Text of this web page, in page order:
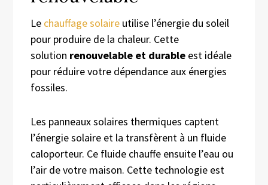
Le chauffage solaire utilise l’énergie du soleil
pour produire de la chaleur. Cette
solution renouvelable et durable est idéale
pour réduire votre dépendance aux énergies
fossiles.
Les panneaux solaires thermiques captent
l’énergie solaire et la transfèrent à un fluide
caloporteur. Ce fluide chauffe ensuite l’eau ou
l’air de votre maison. Cette technologie est